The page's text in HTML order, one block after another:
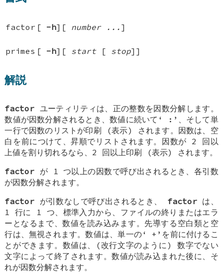
factor [ -h][ number ... ]
primes [ -h][ start[ stop] ]
解説
factor ユーティリティは、正の整数を因数分解します。
数値が因数分解されるとき、数値に続いて‘
: ’、そして単
一行で因数のリストが印刷 (表示) されます。因数は、空
白を前につけて、昇順でリストされます。因数が 2 回以
上値を割り切れるなら、2 回以上印刷 (表示) されます。
factor が 1 つ以上の因数で呼び出されるとき、各引数
が因数分解されます。
factor が引数なしで呼び出されるとき、 factorは、
1 行に 1 つ、標準入力から、ファイルの終りまたはエラ
ーとなるまで、数値を読み込みます。先導する空白類と空
行は、無視されます。数値は、単一の‘ + ’を前に付けるこ
とができます。数値は、(改行文字のように) 数字でない
文字によって終了されます。数値が読み込まれた後に、そ
れが因数分解されます。